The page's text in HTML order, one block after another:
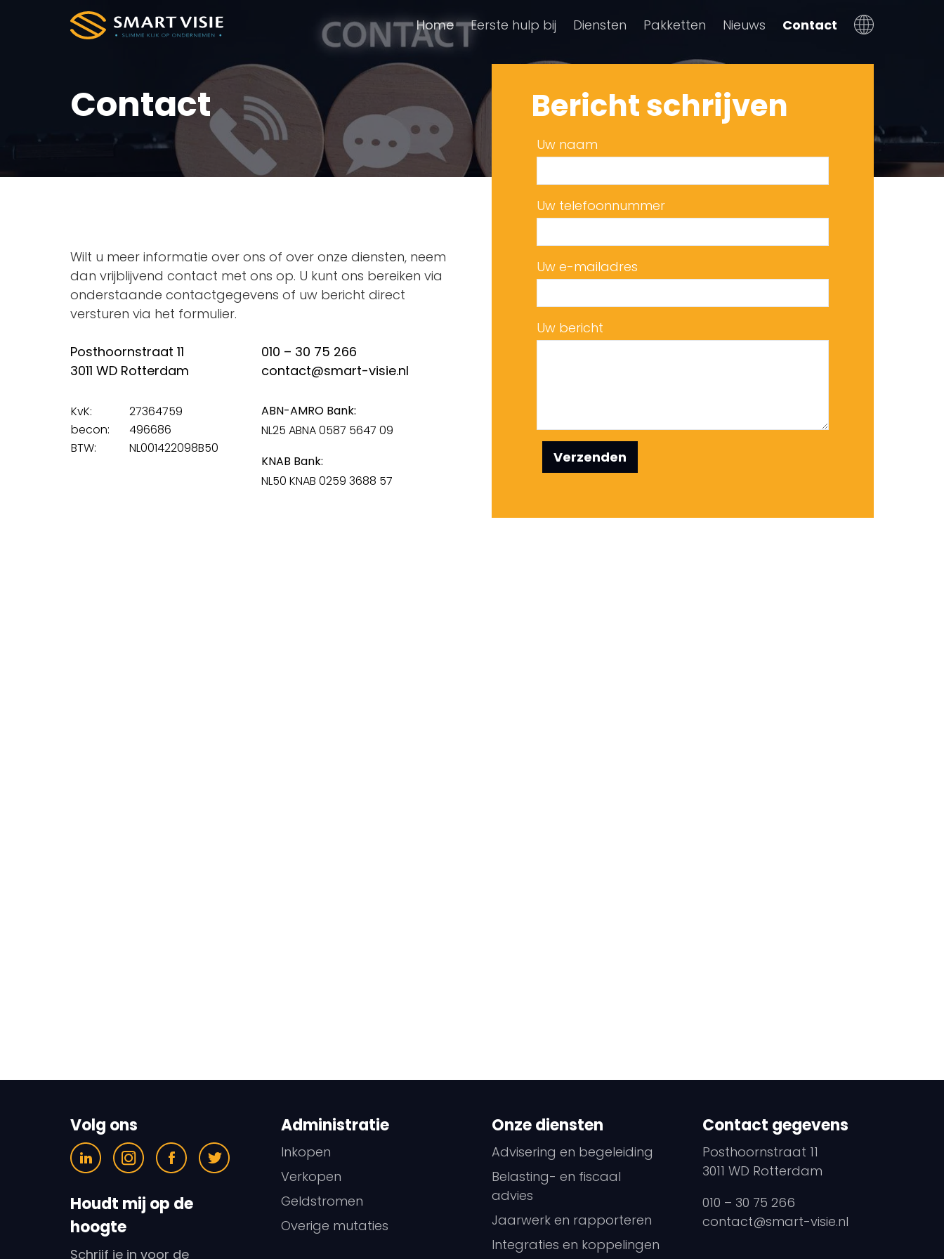
Home Eerste hulp bij Diensten Pakketten Nieuws Contact
Dutch
Contact
Wilt u meer informatie over ons of over onze diensten, neem
dan vrijblijvend contact met ons op. U kunt ons bereiken via
onderstaande contactgegevens of uw bericht direct
versturen via het formulier.
Posthoornstraat 11
3011 WD Rotterdam
010 – 30 75 266
contact@smart-visie.nl
KvK:
27364759
becon:
496686
BTW:
NL001422098B50
ABN-AMRO Bank:
NL25 ABNA 0587 5647 09
KNAB Bank:
NL50 KNAB 0259 3688 57
Bericht schrijven
Uw naam
Uw telefoonnummer
Uw e-mailadres
Uw bericht
Verzenden
Volg ons
Houdt mij op de
hoogte
Schrijf je in voor de
Administratie
Inkopen
Verkopen
Geldstromen
Overige mutaties
Onze diensten
Advisering en begeleiding
Belasting- en fiscaal
advies
Jaarwerk en rapporteren
Integraties en koppelingen
Contact gegevens
Posthoornstraat 11
3011 WD Rotterdam
010 – 30 75 266
contact@smart-visie.nl